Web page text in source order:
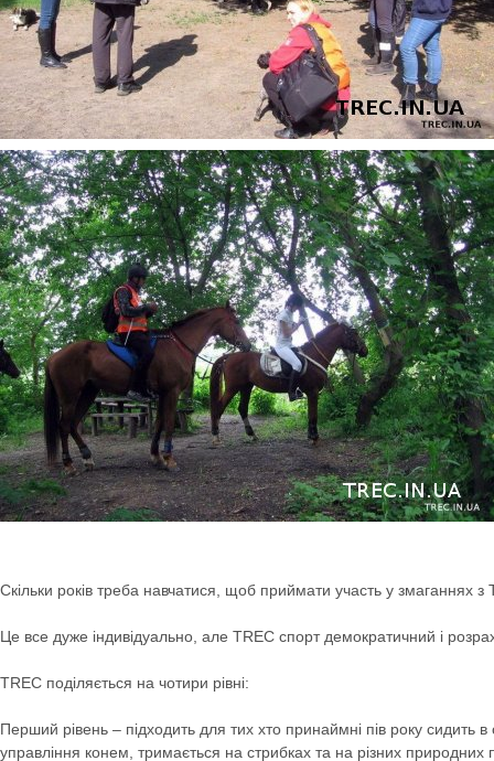
Скільки років треба навчатися, щоб приймати участь у змаганнях з
Це все дуже індивідуально, але TREC спорт демократичний і
TREC поділяється на чотири рівні:
Перший рівень – підходить для тих хто принаймні пів року сидить в
управління конем, тримається на стрибках та на різних